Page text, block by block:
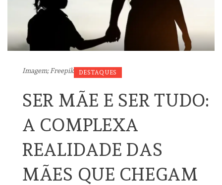
Imagem; Freepik DESTAQUES
SER MÃE E SER TUDO:
A COMPLEXA
REALIDADE DAS
MÃES QUE CHEGAM